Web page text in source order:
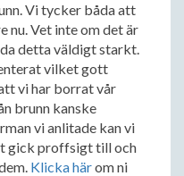
Vi tycker båda att
nu. Vet inte om det är
detta väldigt starkt.
vilket gott
vi har borrat vår
brunn kanske
vi anlitade kan vi
gick proffsigt till och
Klicka härom ni